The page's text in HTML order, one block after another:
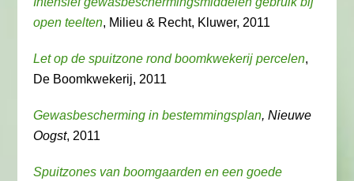
open teelten, Milieu & Recht, Kluwer, 2011
Let op de spuitzone rond boomkwekerij percelen,
De Boomkwekerij, 2011
Gewasbescherming in bestemmingsplan, Nieuwe
Oogst, 2011
Spuitzones van boomgaarden en een goede